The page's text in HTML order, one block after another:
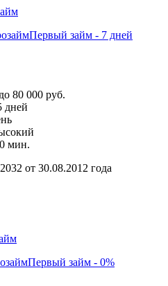
Первый займ - 7 дней
80 000 руб.
дней
мин.
от 30.08.2012 года
Первый займ - 0%